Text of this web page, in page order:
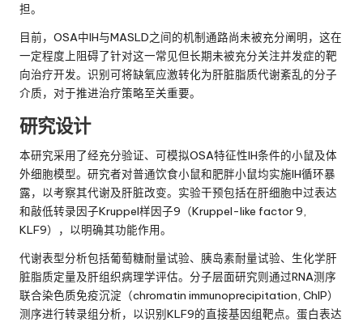
担。
目前，OSA中IH与MASLD之间的机制通路尚未被充分阐明，这在
一定程度上阻碍了针对这一常见但长期未被充分关注并发症的靶
向治疗开发。识别可将缺氧应激转化为肝脏脂质代谢紊乱的分子
介质，对于推进治疗策略至关重要。
研究设计
本研究采用了经充分验证、可模拟OSA特征性IH条件的小鼠及体
外细胞模型。研究者对普通饮食小鼠和肥胖小鼠均实施IH循环暴
露，以考察其代谢及肝脏改变。实验干预包括在肝细胞中过表达
和敲低转录因子Kruppel样因子9（Kruppel-like factor 9,
KLF9），以明确其功能作用。
代谢表型分析包括葡萄糖耐量试验、胰岛素耐量试验、生化学肝
脏脂质定量及肝组织病理学评估。分子层面研究则通过RNA测序
联合染色质免疫沉淀（chromatin immunoprecipitation, ChIP）
测序进行转录组分析，以识别KLF9的直接基因组靶点。蛋白表达